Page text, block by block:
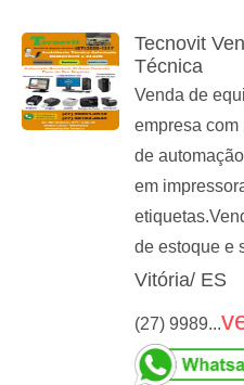
Tecnovit
Técnica
Venda de
empresa com
de
em
de estoque e
Vitória/ ES
(27) 9989...